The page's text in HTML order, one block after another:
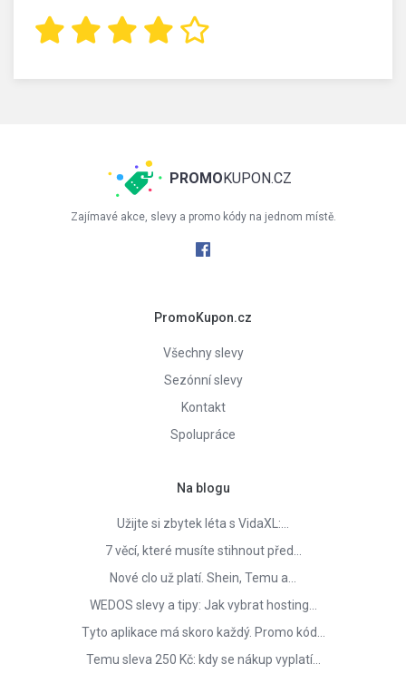
PROMOKUPON.CZ
Zajímavé akce, slevy a promo kódy na jednom místě.
PromoKupon.cz
Všechny slevy
Sezónní slevy
Kontakt
Spolupráce
Na blogu
Užijte si zbytek léta s VidaXL:…
7 věcí, které musíte stihnout před…
Nové clo už platí. Shein, Temu a…
WEDOS slevy a tipy: Jak vybrat hosting…
Tyto aplikace má skoro každý. Promo kód…
Temu sleva 250 Kč: kdy se nákup vyplatí…